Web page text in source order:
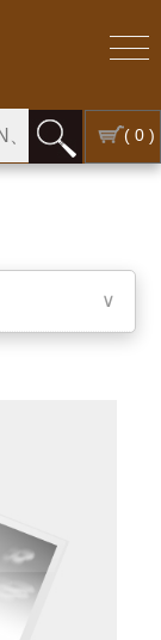
( 0 )
∨